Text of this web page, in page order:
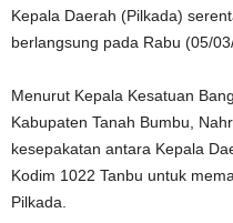
Kepala Daerah (Pilkada)
berlangsung pada Rabu (05/
Menurut Kepala Kesatuan
Kabupaten Tanah Bumbu,
kesepakatan antara Kepala
Kodim 1022 Tanbu untuk
Pilkada.